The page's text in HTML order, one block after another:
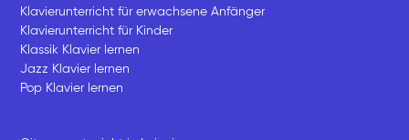
Klavierunterricht für erwachsene Anfänger
Klavierunterricht für Kinder
Klassik Klavier lernen
Jazz Klavier lernen
Pop Klavier lernen